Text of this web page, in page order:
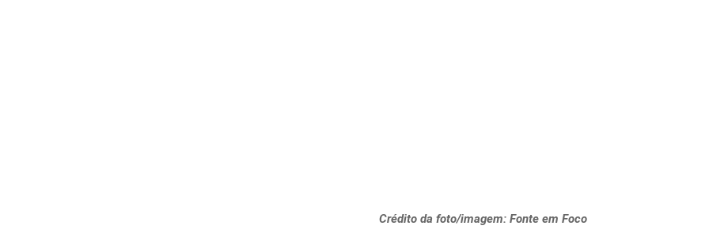
Crédito da foto/imagem: Fonte em Foco